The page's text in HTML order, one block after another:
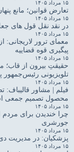
۱۵ مرداد ۱۴۰۵
تعارض قوانین؛ مانع
۱۵ مرداد ۱۴۰۵
در نقد نقل قول های
۱۵ مرداد ۱۴۰۵
معمای ترور لاریجانی:
پیگیری قوه قضاییه
۱۵ مرداد ۱۴۰۵
حقیقتِ بیرون از قاب؛
تلویزیونی رئیس‌جمهور
۱۵ مرداد ۱۴۰۵
فیلم | مشاور
محصول تصمیم جمعی
۱۵ مرداد ۱۴۰۵
چرا خندیدن برای
جورشری
۱۵ مرداد ۱۴۰۵
پزشکیان: در مدیریت دی ۱۴۰۴ آمادگی لازم
۱۵ مرداد ۱۴۰۵